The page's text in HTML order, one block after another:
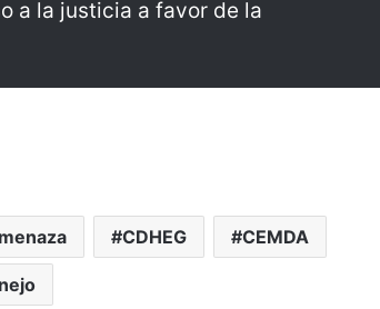
a la justicia a favor de la
CDHEG CEMDA